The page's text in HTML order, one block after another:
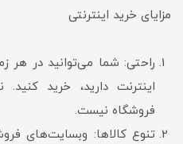
مزایای خرید اینترنتی
راحتی: شما می‌توانید در هر
اینترنت دارید، خرید
فروشگاه نیست.
تنوع کالاها: وبسایت‌های